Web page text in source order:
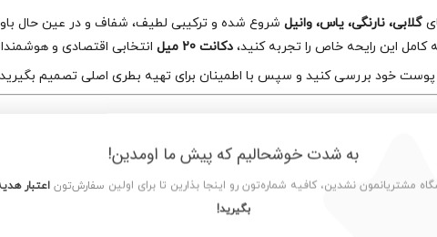
گلابی، نارنگی، یاس، وانیل شروع شده و ترکیبی لطیف، شفاف و در عین حال
این رایحه خاص را تجربه کنید، دکانت 20 میل
انتخابی اقتصادی و
خود بررسی کنید و سپس با اطمینان برای تهیه بطری اصلی تصمیم
به شدت خوشحالیم که پیش ما اومدین!
مشتریانمون نشدین، کافیه شماره‌تون رو اینجا بذارین تا برای اولین سفارش‌تون اعتبار
بگیرید!